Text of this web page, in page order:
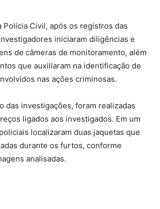
Polícia Civil, após os registros das
iniciaram diligências e
de câmeras de monitoramento, além
que auxiliaram na identificação de
nas ações criminosas.
das investigações, foram realizadas
ligados aos investigados. Em um
localizaram duas jaquetas que
durante os furtos, conforme
analisadas.